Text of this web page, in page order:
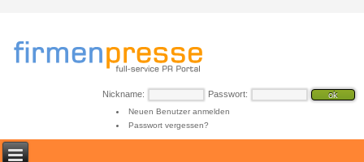
Nickname: Passwort:
Neuen Benutzer anmelden
Passwort vergessen?